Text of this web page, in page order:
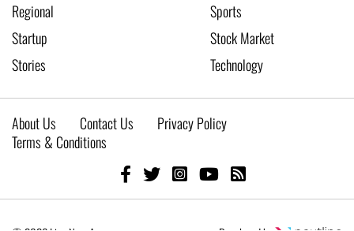
Regional
Sports
Startup
Stock Market
Stories
Technology
About Us Contact Us
Privacy Policy
Terms & Conditions